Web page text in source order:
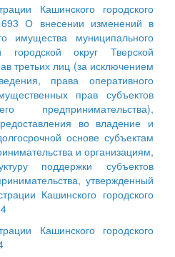
Кашинского городского
О внесении изменений в
имущества муниципального
городской округ Тверской
третьих лиц (за исключением
права оперативного
прав субъектов
во владение и
основе субъектам
и организациям,
поддержки субъектов
утвержденный
Кашинского городского
Кашинского городского